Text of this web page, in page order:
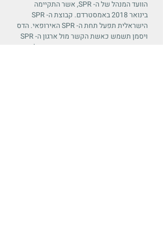
הוועד המנהל של ה- SPR, אשר התקיימה
בינואר 2018 באמסטרדם. קבוצת ה- SPR
הישראלית תפעל תחת ה- SPR האירופאי. הדס
ויסמן תשמש כאשת הקשר מול ארגון ה- SPR
האירופאי, יחד עם גארי דיימונד וגבי שפלר.